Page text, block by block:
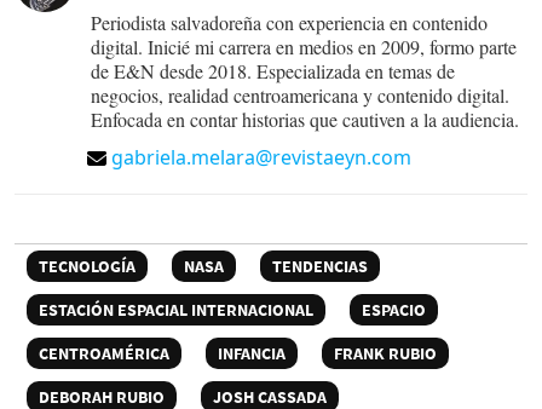
Periodista salvadoreña con experiencia en contenido
digital. Inicié mi carrera en medios en 2009, formo parte
de E&N desde 2018. Especializada en temas de
negocios, realidad centroamericana y contenido digital.
Enfocada en contar historias que cautiven a la audiencia.
gabriela.melara@revistaeyn.com
TECNOLOGÍA NASA
TENDENCIAS
ESTACIÓN ESPACIAL INTERNACIONAL
ESPACIO
CENTROAMÉRICA
INFANCIA
FRANK RUBIO
DEBORAH RUBIO
JOSH CASSADA